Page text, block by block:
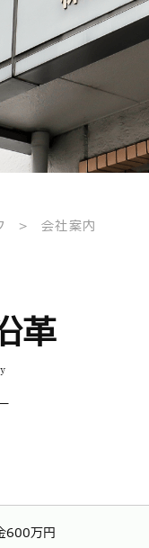
> 会社案内
革
600万円